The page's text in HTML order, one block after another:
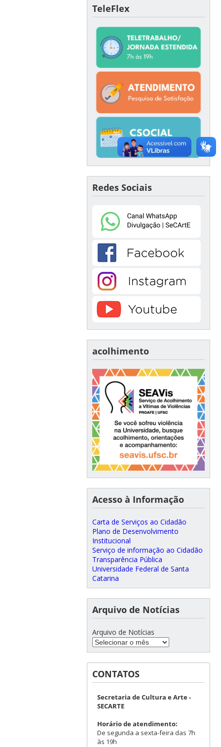
TeleFlex
Redes Sociais
acolhimento
Acesso à Informação
Carta de Serviços ao Cidadão
Plano de Desenvolvimento
Institucional
Serviço de informação ao Cidadão
Transparência Pública
Universidade Federal de Santa
Catarina
Arquivo de Notícias
Arquivo de Notícias
CONTATOS
Secretaria de Cultura e Arte -
SECARTE
Horário de atendimento:
De segunda a sexta-feira das 7h
às 19h